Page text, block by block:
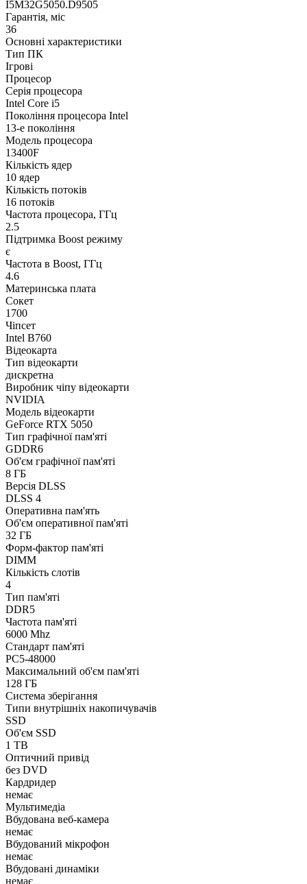
I5M32G5050.D9505
Гарантія, міс
36
Основні характеристики
Тип ПК
Ігрові
Процесор
Серія процесора
Intel Core i5
Покоління процесора Intel
13-е покоління
Модель процесора
13400F
Кількість ядер
10 ядер
Кількість потоків
16 потоків
Частота процесора, ГГц
2.5
Підтримка Boost режиму
є
Частота в Boost, ГГц
4.6
Материнська плата
Сокет
1700
Чіпсет
Intel B760
Відеокарта
Тип відеокарти
дискретна
Виробник чіпу відеокарти
NVIDIA
Модель відеокарти
GeForce RTX 5050
Тип графічної пам'яті
GDDR6
Об'єм графічної пам'яті
8 ГБ
Версія DLSS
DLSS 4
Оперативна пам'ять
Об'єм оперативної пам'яті
32 ГБ
Форм-фактор пам'яті
DIMM
Кількість слотів
4
Тип пам'яті
DDR5
Частота пам'яті
6000 Mhz
Стандарт пам'яті
PC5-48000
Максимальний об'єм пам'яті
128 ГБ
Система зберігання
Типи внутрішніх накопичувачів
SSD
Об'єм SSD
1 TB
Оптичний привід
без DVD
Кардридер
немає
Мультимедіа
Вбудована веб-камера
немає
Вбудований мікрофон
немає
Вбудовані динаміки
немає